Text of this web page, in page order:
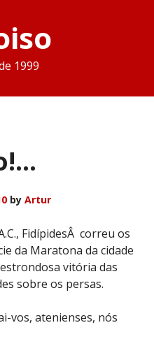
1999
by Artur
FidípidesÂ correu os
da Maratona da cidade
vitória das
sobre os persas.
vos, atenienses, nós